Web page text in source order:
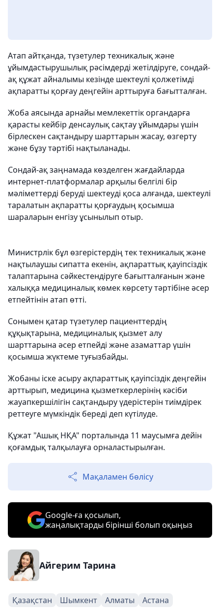
Атап айтқанда, түзетулер техникалық және
ұйымдастырушылық рәсімдерді жетілдіруге, сондай-
ақ құжат айналымы кезінде шектеулі қолжетімді
ақпаратты қорғау деңгейін арттыруға бағытталған.
Жоба аясында арнайы мемлекеттік органдарға
қарасты кейбір денсаулық сақтау ұйымдары үшін
бірлескен сақтандыру шарттарын жасау, өзгерту
және бұзу тәртібі нақтыланады.
Сондай-ақ заңнамада көзделген жағдайларда
интернет-платформалар арқылы белгілі бір
мәліметтерді беруді шектеуді қоса алғанда, шектеулі
таралатын ақпаратты қорғаудың қосымша
шараларын енгізу ұсынылып отыр.
Министрлік бұл өзгерістердің тек техникалық және
нақтылаушы сипатта екенін, ақпараттық қауіпсіздік
талаптарына сәйкестендіруге бағытталғанын және
халыққа медициналық көмек көрсету тәртібіне әсер
етпейтінін атап өтті.
Сонымен қатар түзетулер пациенттердің
құқықтарына, медициналық қызмет алу
шарттарына әсер етпейді және азаматтар үшін
қосымша жүктеме туғызбайды.
Жобаны іске асыру ақпараттық қауіпсіздік деңгейін
арттырып, медицина қызметкерлерінің кәсіби
жауапкершілігін сақтандыру үдерістерін тиімдірек
реттеуге мүмкіндік береді деп күтілуде.
Құжат "Ашық НҚА" порталында 11 маусымға дейін
қоғамдық талқылауға орналастырылған.
Мақаламен бөлісу
Google-ға қосылып,
жаңалықтарды бірінші болып оқыңыз
Айгерим Тарина
Қазақстан Шымкент Алматы Астана